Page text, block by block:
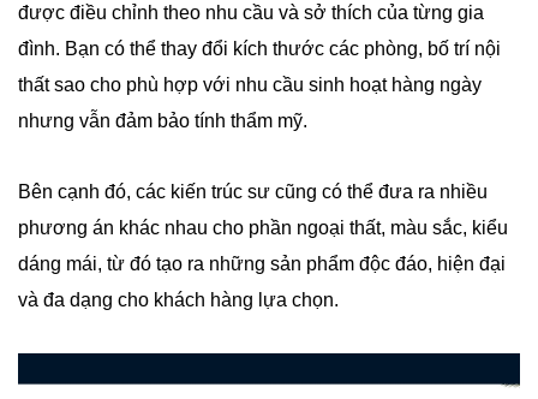
được điều chỉnh theo nhu cầu và sở thích của từng gia
đình. Bạn có thể thay đổi kích thước các phòng, bố trí nội
thất sao cho phù hợp với nhu cầu sinh hoạt hàng ngày
nhưng vẫn đảm bảo tính thẩm mỹ.
Bên cạnh đó, các kiến trúc sư cũng có thể đưa ra nhiều
phương án khác nhau cho phần ngoại thất, màu sắc, kiểu
dáng mái, từ đó tạo ra những sản phẩm độc đáo, hiện đại
và đa dạng cho khách hàng lựa chọn.